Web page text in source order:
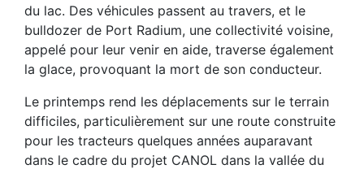
du lac. Des véhicules passent au travers, et le
bulldozer de Port Radium, une collectivité voisine,
appelé pour leur venir en aide, traverse également
la glace, provoquant la mort de son conducteur.
Le printemps rend les déplacements sur le terrain
difficiles, particulièrement sur une route construite
pour les tracteurs quelques années auparavant
dans le cadre du projet CANOL dans la vallée du